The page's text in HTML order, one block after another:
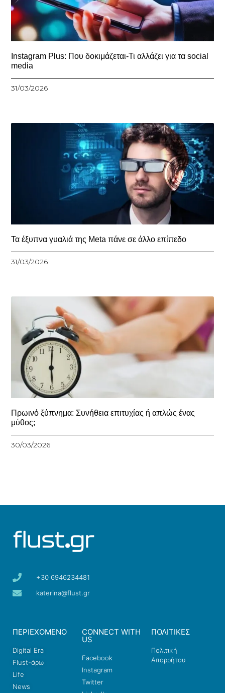
Instagram Plus: Που δοκιμάζεται-Τι αλλάζει για τα social
media
31/03/2026
Τα έξυπνα γυαλιά της Meta πάνε σε άλλο επίπεδο
31/03/2026
Πρωινό ξύπνημα: Συνήθεια επιτυχίας ή απλώς ένας
μύθος;
30/03/2026
+30 6946234481
katerina@flust.gr
ΠΕΡΙΕΧΟΜΕΝΟ
Digital Era
Flust-άρω
Life
News
CONNECT WITH
US
Facebook
Instagram
Twitter
ΠΟΛΙΤΙΚΕΣ
Πολιτική
Απορρήτου